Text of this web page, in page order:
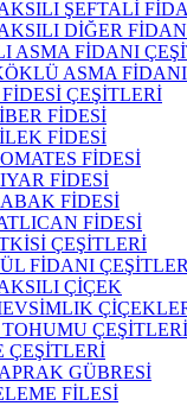
ŞEFTALİ
DİĞER
ASMA FİDANI
ASMA
ÇEŞİTLERİ
FİDESİ
FİDESİ
FİDESİ
FİDESİ
FİDESİ
FİDESİ
ÇEŞİTLERİ
FİDANI
ÇİÇEK
TOHUMU
ÇEŞİTLERİ
GÜBRESİ
FİLESİ